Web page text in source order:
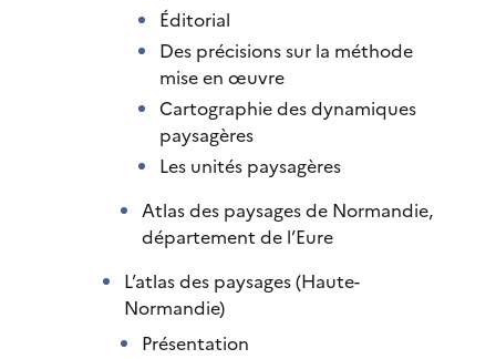
Éditorial
Des précisions sur la méthode
mise en œuvre
Cartographie des dynamiques
paysagères
Les unités paysagères
Atlas des paysages de Normandie,
département de l’Eure
L’atlas des paysages (Haute-
Normandie)
Présentation